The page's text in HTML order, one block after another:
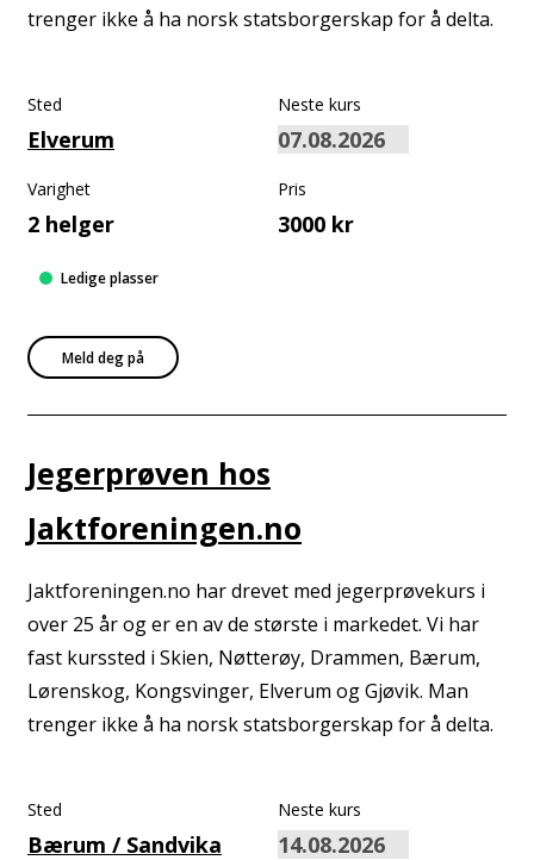
trenger ikke å ha norsk statsborgerskap for å delta.
Sted
Elverum
Neste kurs
Varighet
2 helger
Pris
3000 kr
Meld deg på
Ledige plasser
Jegerprøven hos
Jaktforeningen.no
Jaktforeningen.no har drevet med jegerprøvekurs i
over 25 år og er en av de største i markedet. Vi har
fast kurssted i Skien, Nøtterøy, Drammen, Bærum,
Lørenskog, Kongsvinger, Elverum og Gjøvik. Man
trenger ikke å ha norsk statsborgerskap for å delta.
Sted
Bærum / Sandvika
Neste kurs